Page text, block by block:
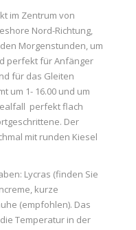
im Zentrum von
Nord-Richtung,
Morgenstunden, um
perfekt für Anfänger
für das Gleiten
um 1- 16.00 und um
perfekt flach
Der
mit runden Kiesel
Lycras (finden Sie
kurze
(empfohlen). Das
Temperatur in der